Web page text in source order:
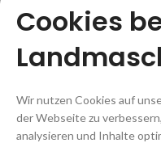
Betriebsspannung
Motorleistung
Cookies
Wir nutzen Cookies auf
der Webseite zu
analysieren und Inhalte